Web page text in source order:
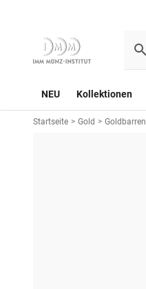
NEU Kollektionen
Startseite > Gold > Goldbarren